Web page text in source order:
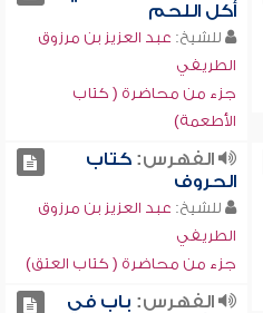
أكل اللحم
للشيخ: عبد العزيز بن مرزوق
الطريفي
جزء من محاضرة ( كتاب
الأطعمة)
الفهرس:كتاب
الحروف
للشيخ: عبد العزيز بن مرزوق
الطريفي
جزء من محاضرة ( كتاب العتق)
الفهرس: باب في